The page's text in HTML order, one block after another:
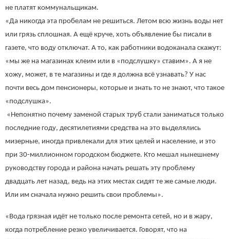
не платят коммунальщикам.
«Да никогда эта пробелам не решиться. Летом всю жизнь воды нет
или грязь сплошная. А ещё круче, хоть объявление бы писали в
газете, что воду отключат. А то, как работники водоканала скажут:
«мы же на магазинах клеим или в «подслушку» ставим». А я не
хожу, может, в те магазины и где я должна всё узнавать? У нас
почти весь дом пенсионеры, которые и знать то не знают, что такое
«подслушка».
«Непонятно почему заменой старых труб стали заниматься только
последние году, десятилетиями средства на это выделялись
мизерные, иногда привлекали для этих целей и население, и это
при 30-миллионном городском бюджете. Кто мешал нынешнему
руководству города и района начать решать эту проблему
двадцать лет назад, ведь на этих местах сидят те же самые люди.
Или им сначала нужно решить свои проблемы».
«Вода грязная идёт не только после ремонта сетей, но и в жару,
когда потребление резко увеличивается. Говорят, что на